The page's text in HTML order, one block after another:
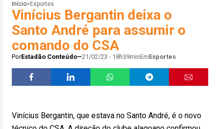
Início> Esportes
Vinícius Bergantin deixa o
Santo André para assumir o
comando do CSA
PorEstadão Conteúdo 21/02/23 - 18h39minEmEsportes
Vinícius Bergantin, que estava no Santo André, é o novo